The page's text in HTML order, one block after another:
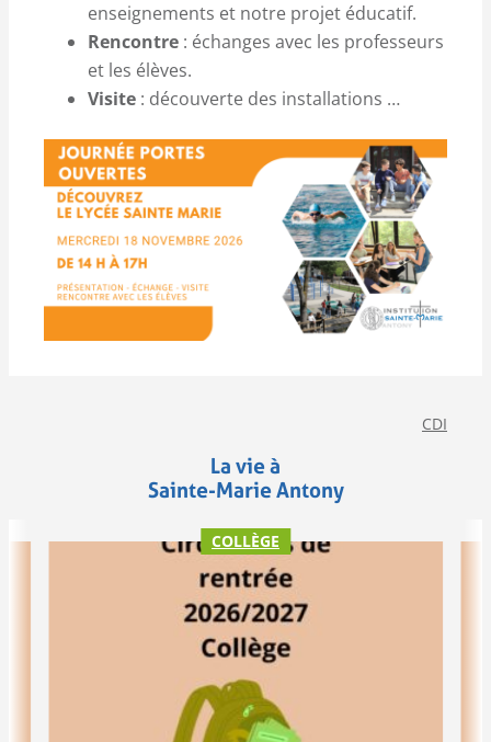
enseignements et notre projet éducatif.
Rencontre : échanges avec les professeurs
et les élèves.
Visite : découverte des installations …
CDI
La vie à
Sainte-Marie Antony
COLLÈGE